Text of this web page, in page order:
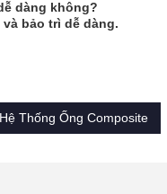
dàng không?
bảo trì dễ dàng.
Hệ Thống Ống Composite